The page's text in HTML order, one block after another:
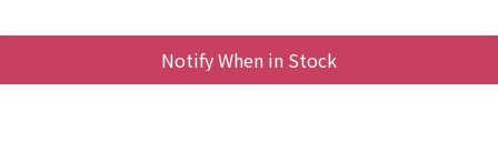
Notify When in Stock
Business＆聯絡我們
時間 / 週一至週五｜10:00-18:00